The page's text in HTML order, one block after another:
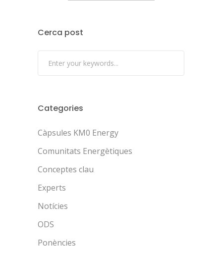
Cerca post
Categories
Càpsules KM0 Energy
Comunitats Energètiques
Conceptes clau
Experts
Notícies
ODS
Ponències